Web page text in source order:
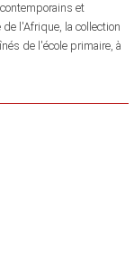
et
l'Afrique, la collection
de l'école primaire, à